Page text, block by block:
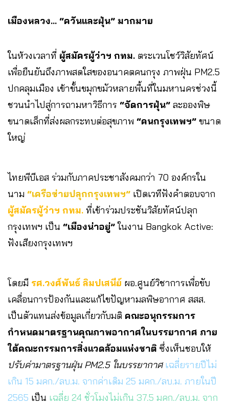
เมืองหลวง… “ควันและฝุ่น” มากมาย
ในห้วงเวลาที่ ผู้สมัครผู้ว่าฯ กทม. ตระเวนโชว์วิสัยทัศน์
เพื่อยืนยันถึงภาพสดใสของอนาคตคนกรุง ภาพฝุ่น PM2.5
ปกคลุมเมือง เข้าขั้นขมุกขมัวหลายพื้นที่ในมหานครช่วงนี้
ชวนนำไปสู่การถามหาวิธีการ “จัดการฝุ่น” ละอองพิษ
ขนาดเล็กที่ส่งผลกระทบต่อสุขภาพ “คนกรุงเทพฯ” ขนาด
ใหญ่
ไทยพีบีเอส ร่วมกับภาคประชาสังคมกว่า 70 องค์กรใน
นาม “เครือข่ายปลุกกรุงเทพฯ” เปิดเวทีฟังคำตอบจาก
ผู้สมัครผู้ว่าฯ กทม. ที่เข้าร่วมประชันวิสัยทัศน์ปลุก
กรุงเทพฯ เป็น “เมืองน่าอยู่”ในงาน Bangkok Active:
ฟังเสียงกรุงเทพฯ
โดยมี รศ.วงศ์พันธ์ ลิมปเสนีย์ ผอ.ศูนย์วิชาการเพื่อขับ
เคลื่อนการป้องกันและแก้ไขปัญหามลพิษอากาศ สสส.
เป็นตัวแทนส่งข้อมูลเกี่ยวกับมติ คณะอนุกรรมการ
กำหนดมาตรฐานคุณภาพอากาศในบรรยากาศ ภาย
ใต้คณะกรรมการสิ่งแวดล้อมแห่งชาติ ซึ่งเห็นชอบให้
ปรับค่ามาตรฐานฝุ่น PM2.5 ในบรรยากาศ เฉลี่ยรายปีไม่
เกิน 15 มคก./ลบ.ม. จากค่าเดิม 25 มคก./ลบ.ม. ภายในปี
2565 เป็น เฉลี่ย 24 ชั่วโมงไม่เกิน 37.5 มคก./ลบ.ม. จาก